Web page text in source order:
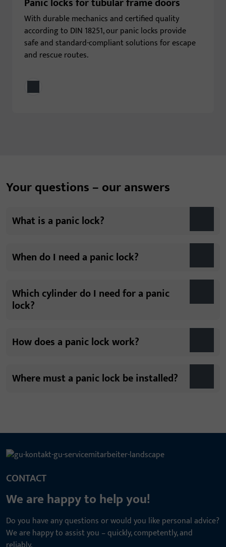
With durable mechanics and certified quality
according to DIN 18251, our panic locks provide
safe and standard-compliant solutions for escape
and rescue routes.
Your questions – our answers
What is a panic lock?
When do I need a panic lock?
Which cylinder do I need for a panic
lock?
How does a panic lock work?
Where must a panic lock be installed?
CONTACT
We are happy to help you!
Do you have any questions or would you like personal advice?
We are happy to assist you – quickly, competently, and